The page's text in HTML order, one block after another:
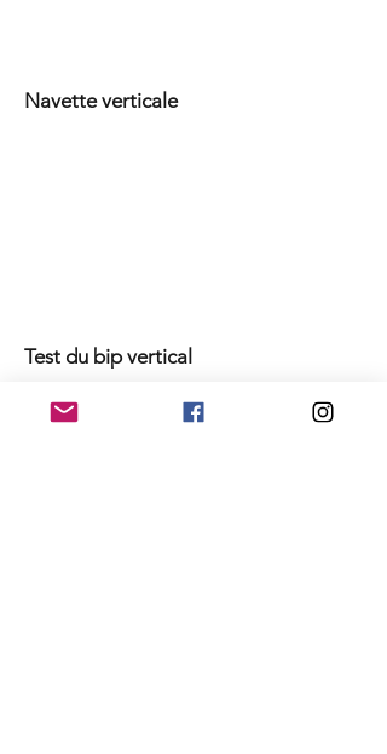
Navette verticale
Test du bip vertical